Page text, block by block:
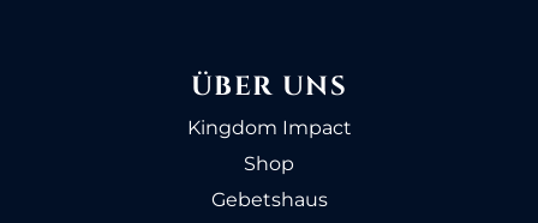
ÜBER UNS
Kingdom Impact
Shop
Gebetshaus